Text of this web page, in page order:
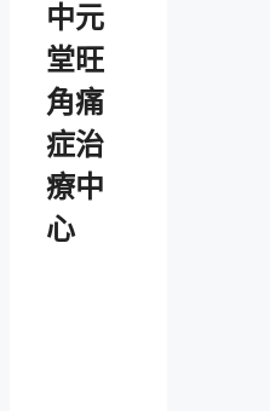
中元
堂旺
角痛
症治
療中
心